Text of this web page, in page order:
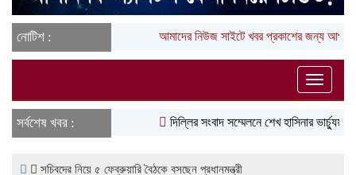
নোটিশ : আমাদের নিউজ সাইটে খবর প্রকাশের জন্য
Toggle
সর্বশেষ খবর :
দিল্লির সংবাদ সম্মেলনে শেখ হাসিনার
সচিবদের নিয়ে ৫ ফেব্রুয়ারি বৈঠকে বসছেন প্রধানমন্ত্রী